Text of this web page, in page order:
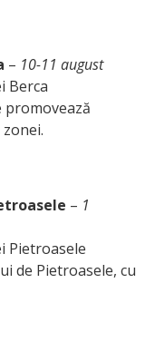
– 10-11 august
Berca
promovează
– 1
Pietroasele
de Pietroasele, cu